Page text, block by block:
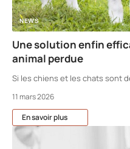
NEWS
Une solution enfin
animal perdue
Si les chiens et les chats sont
11 mars 2026
En savoir plus